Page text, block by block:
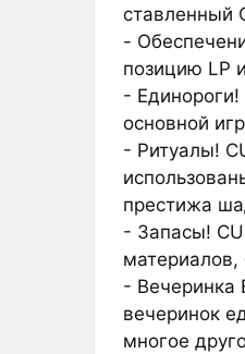
ставленный
-
позицию LP
-
основной
- Ритуалы!
престижа
- Запасы!
материалов,
- Вечеринка
вечеринок
многое